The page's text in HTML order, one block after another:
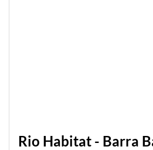
Rio Habitat - Barra